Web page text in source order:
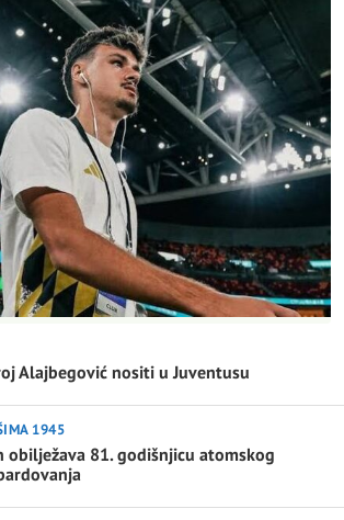
Alajbegović nositi u Juventusu
1945
obilježava 81. godišnjicu atomskog